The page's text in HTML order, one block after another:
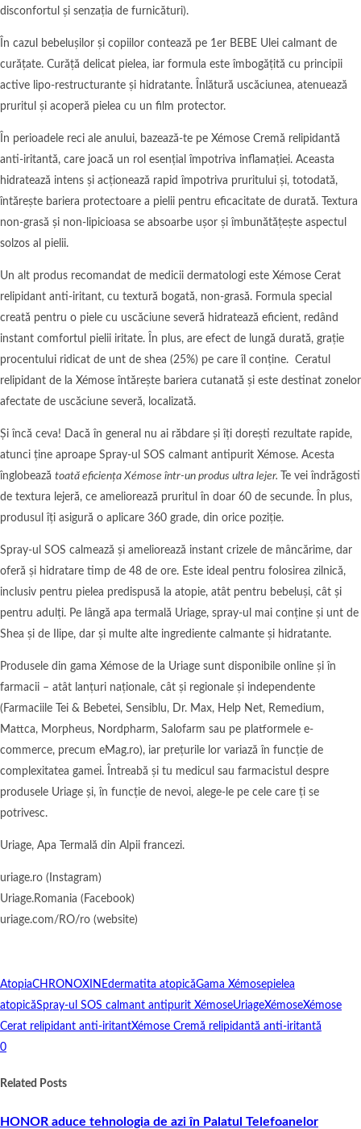
disconfortul și senzația de furnicături).
În cazul bebelușilor și copiilor contează pe 1er BEBE Ulei calmant de
curățate. Curăță delicat pielea, iar formula este îmbogățită cu principii
active lipo-restructurante și hidratante. Înlătură uscăciunea, atenuează
pruritul și acoperă pielea cu un film protector.
În perioadele reci ale anului, bazează-te pe Xémose Cremă relipidantă
anti-iritantă, care joacă un rol esențial împotriva inflamației. Aceasta
hidratează intens și acționează rapid împotriva pruritului și, totodată,
întărește bariera protectoare a pielii pentru eficacitate de durată. Textura
non-grasă și non-lipicioasa se absoarbe ușor și îmbunătățește aspectul
solzos al pielii.
Un alt produs recomandat de medicii dermatologi este Xémose Cerat
relipidant anti-iritant, cu textură bogată, non-grasă. Formula special
creată pentru o piele cu uscăciune severă hidratează eficient, redând
instant comfortul pielii iritate. În plus, are efect de lungă durată, grație
procentului ridicat de unt de shea (25%) pe care îl conține. Ceratul
relipidant de la Xémose întărește bariera cutanată și este destinat zonelor
afectate de uscăciune severă, localizată.
Și încă ceva! Dacă în general nu ai răbdare și îți dorești rezultate rapide,
atunci ține aproape Spray-ul SOS calmant antipurit Xémose. Acesta
înglobează toată eficiența Xémose într-un produs ultra lejer.
Te vei îndrăgosti
de textura lejeră, ce ameliorează pruritul în doar 60 de secunde. În plus,
produsul îți asigură o aplicare 360 grade, din orice poziție.
Spray-ul SOS calmează și ameliorează instant crizele de mâncărime, dar
oferă și hidratare timp de 48 de ore. Este ideal pentru folosirea zilnică,
inclusiv pentru pielea predispusă la atopie, atât pentru bebeluși, cât și
pentru adulți. Pe lângă apa termală Uriage, spray-ul mai conține și unt de
Shea și de Ilipe, dar și multe alte ingrediente calmante și hidratante.
Produsele din gama Xémose de la Uriage sunt disponibile online și în
farmacii – atât lanțuri naționale, cât și regionale și independente
(Farmaciile Tei & Bebetei, Sensiblu, Dr. Max, Help Net, Remedium,
Mattca, Morpheus, Nordpharm, Salofarm sau pe platformele e-
commerce, precum eMag.ro), iar prețurile lor variază în funcție de
complexitatea gamei. Întreabă și tu medicul sau farmacistul despre
produsele Uriage și, în funcție de nevoi, alege-le pe cele care ți se
potrivesc.
Uriage, Apa Termală din Alpii francezi.
uriage.ro (Instagram)
Uriage.Romania (Facebook)
uriage.com/RO/ro (website)
AtopiaCHRONOXINEdermatita atopicăGama Xémosepielea
atopicăSpray-ul SOS calmant antipurit XémoseUriageXémoseXémose
Cerat relipidant anti-iritantXémose Cremă relipidantă anti-iritantă
0
Related Posts
HONOR aduce tehnologia de azi în Palatul Telefoanelor